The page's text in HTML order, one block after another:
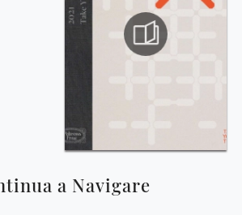
a Navigare